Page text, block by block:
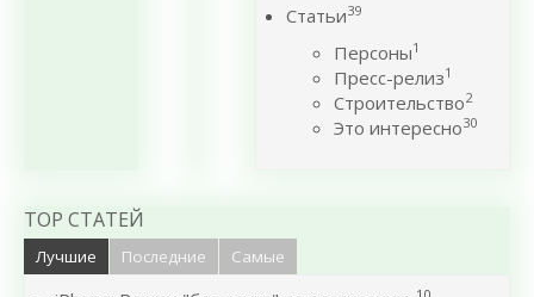
Статьи39
Персоны1
Пресс-релиз1
Строительство2
Это интересно30
TOP СТАТЕЙ
Лучшие Последние Самые